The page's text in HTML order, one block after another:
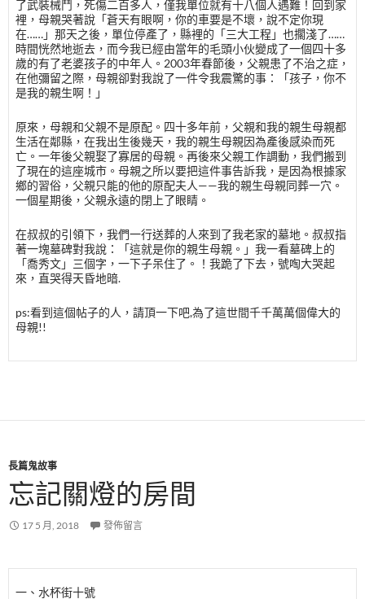
了武裝械鬥，死傷二百多人，僅我單位就有十八個人遇難！回到家
裡，母親哭著說「蒼天有眼啊，你的車要是不壞，說不定你現
在……」那天之後，單位停產了，縣裡的「三大工程」也擱淺了……
時間恍然地逝去，而今我已經由當年的毛頭小伙變成了一個四十多
歲的有了老婆孩子的中年人。2003年春節後，父親患了不治之症，
在他彌留之際，母親卻對我說了一件令我震驚的事：「孩子，你不
是我的親生啊！」
原來，母親和父親不是原配。四十多年前，父親和我的親生母親都
生活在鄰縣，在我出生後幾天，我的親生母親因為產後感染而死
亡。一年後父親娶了寡居的母親。再後來父親工作調動，我們搬到
了現在的這座城市。母親之所以要把這件事告訴我，是因為根據家
鄉的習俗，父親只能的他的原配夫人——我的親生母親同葬一穴。
一個星期後，父親永遠的閉上了眼睛。
在叔叔的引領下，我們一行送葬的人來到了我老家的墓地。叔叔指
著一塊墓碑對我說：「這就是你的親生母親。」我一看墓碑上的
「喬秀文」三個字，一下子呆住了。！我跪了下去，號啕大哭起
來，直哭得天昏地暗.
ps:看到這個帖子的人，請頂一下吧,為了這世間千千萬萬個偉大的
母親!!
長篇鬼故事
忘記關燈的房間
17 5 月, 2018 發佈留言
一、水杯街十號